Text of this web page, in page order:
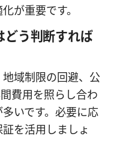
が重要です。
う判断すれば
域制限の回避、公
費用を照らし合わ
いです。必要に応
を活用しましょ